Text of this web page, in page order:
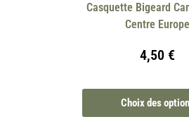
Casquette Bigeard
Centre Europe
4,50 €
Choix des